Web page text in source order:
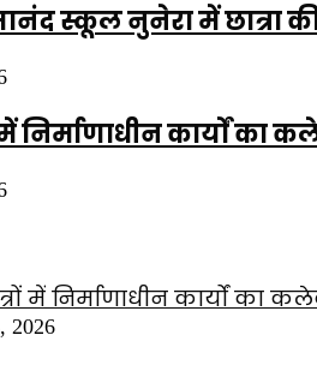
स्कूल नुनेरा में छात्रा
में निर्माणाधीन कार्यों
में निर्माणाधीन कार्यों
2026